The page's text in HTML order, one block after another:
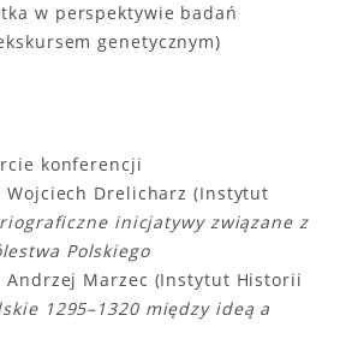
w perspektywie badań
genetycznym)
konferencji
Wojciech Drelicharz (Instytut
inicjatywy związane z
Polskiego
Andrzej Marzec (Instytut Historii
1295–1320 między ideą a